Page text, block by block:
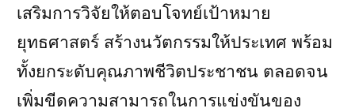
เสริมการวิจัยให้ตอบโจทย์เป้าหมาย
ยุทธศาสตร์ สร้างนวัตกรรมให้ประเทศ พร้อม
ทั้งยกระดับคุณภาพชีวิตประชาชน ตลอดจน
เพิ่มขีดความสามารถในการแข่งขันของ